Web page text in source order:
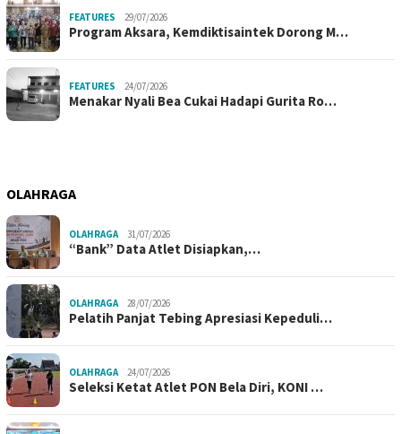
FEATURES 29/07/2026
Program Aksara, Kemdiktisaintek Dorong M…
FEATURES 24/07/2026
Menakar Nyali Bea Cukai Hadapi Gurita Ro…
OLAHRAGA
OLAHRAGA 31/07/2026
“Bank” Data Atlet Disiapkan,…
OLAHRAGA 28/07/2026
Pelatih Panjat Tebing Apresiasi Kepeduli…
OLAHRAGA 24/07/2026
Seleksi Ketat Atlet PON Bela Diri, KONI …